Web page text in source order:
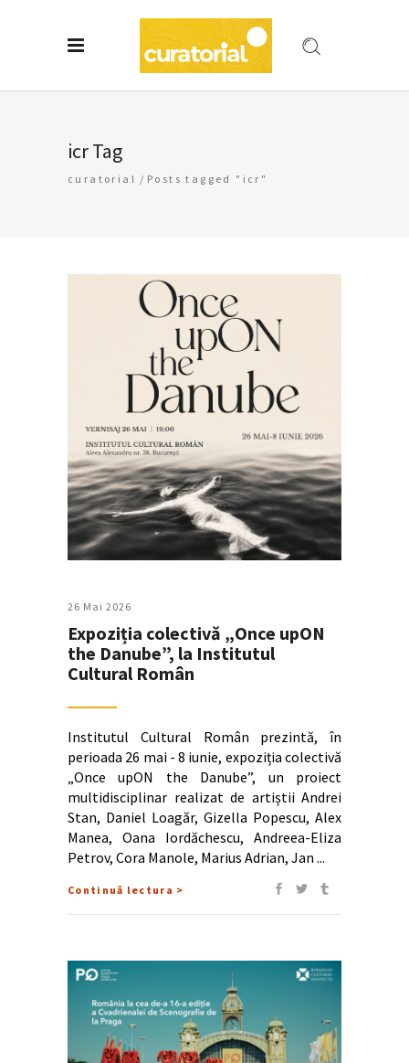
icr Tag
curatorial / Posts tagged "icr"
26 Mai 2026
Expoziția colectivă „Once upON
the Danube”, la Institutul
Cultural Român
Institutul Cultural Român prezintă, în
perioada 26 mai - 8 iunie, expoziția colectivă
„Once upON the Danube”, un proiect
multidisciplinar realizat de artiștii Andrei
Stan, Daniel Loagăr, Gizella Popescu, Alex
Manea, Oana Iordăchescu, Andreea-Eliza
Petrov, Cora Manole, Marius Adrian, Jan
Continuă lectura >